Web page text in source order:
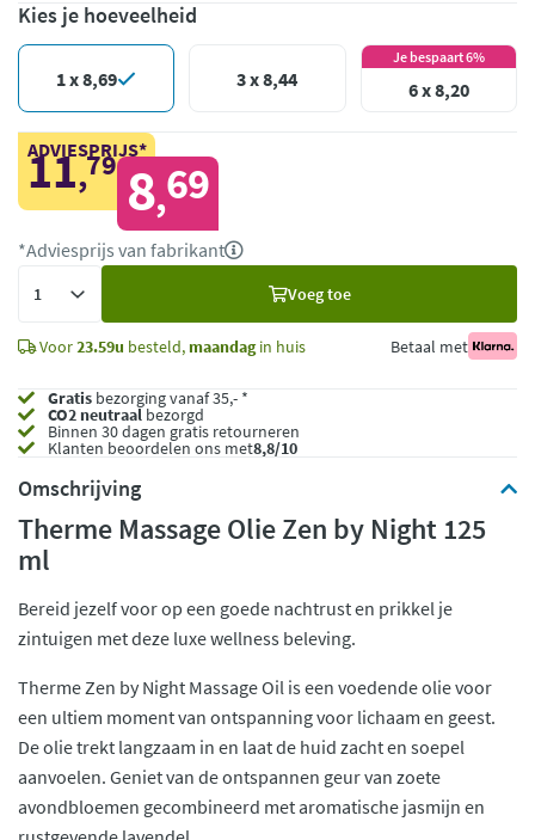
Kies je hoeveelheid
1 x 8,69 3 x 8,44
Je bespaart 6%
6 x 8,20
ADVIESPRIJS*
11,79 8,69
*Adviesprijs van fabrikant
Voeg toe
Voor23.59u besteld, maandagin huis Betaal met
Gratis bezorging vanaf 35,- *
CO2 neutraalbezorgd
Binnen 30 dagen gratis retourneren
Klanten beoordelen ons met8,8/10
Omschrijving
Therme Massage Olie Zen by Night 125
ml
Bereid jezelf voor op een goede nachtrust en prikkel je
zintuigen met deze luxe wellness beleving.
Therme Zen by Night Massage Oil is een voedende olie voor
een ultiem moment van ontspanning voor lichaam en geest.
De olie trekt langzaam in en laat de huid zacht en soepel
aanvoelen. Geniet van de ontspannen geur van zoete
avondbloemen gecombineerd met aromatische jasmijn en